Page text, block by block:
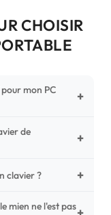
CHOISIR
mon PC
+
critiques sur
Français), la
(vis ou clips) au
de
+
touches.
nettoyage,
clavier ? +
! La
mien ne l'est pas